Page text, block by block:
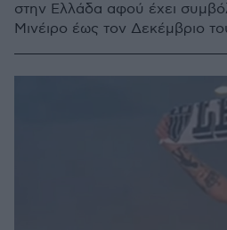
στην Ελλάδα αφού έχει
Μινέιρο έως τον Δεκέμβριο